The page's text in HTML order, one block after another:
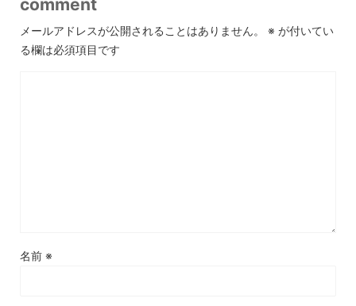
comment
メールアドレスが公開されることはありません。 ※ が付いてい
る欄は必須項目です
名前 ※